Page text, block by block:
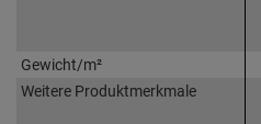
Gewicht/m²
Weitere Produktmerkmale